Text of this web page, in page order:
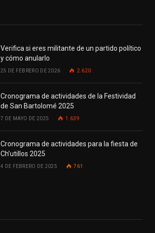
Verifica si eres militante de un partido político
y cómo anularlo
25 DE FEBRERO DE 2026 2.620
Cronograma de actividades de la Festividad
de San Bartolomé 2025
7 DE MAYO DE 2025 1.639
Cronograma de actividades para la fiesta de
Ch’utillos 2025
4 DE FEBRERO DE 2025 761